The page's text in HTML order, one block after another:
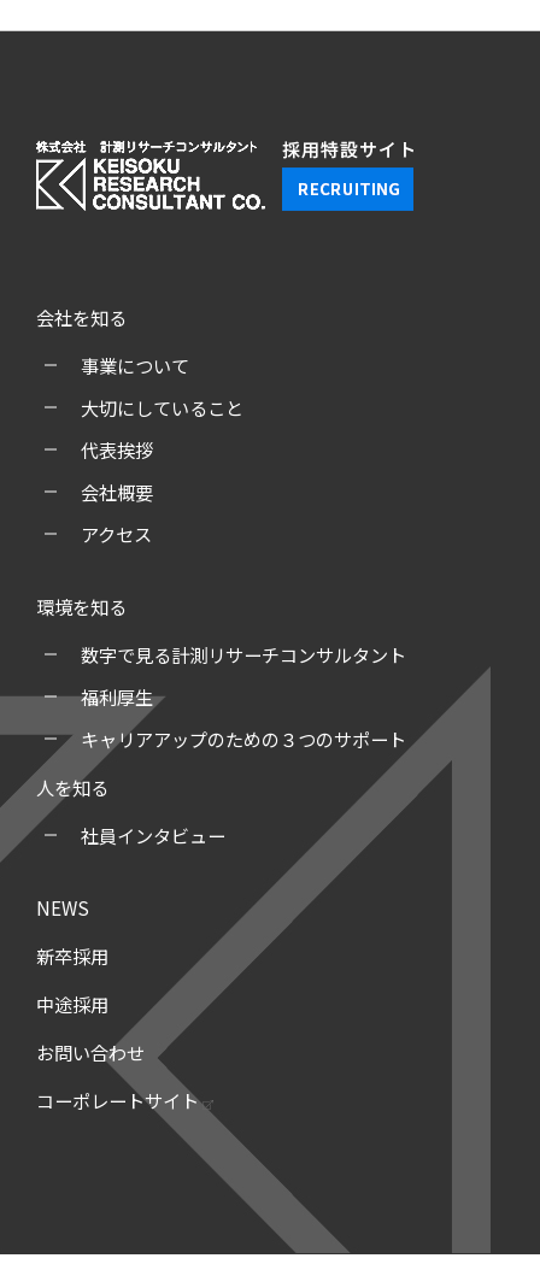
会社を知る
事業について
大切にしていること
代表挨拶
会社概要
アクセス
環境を知る
数字で見る計測リサーチコンサルタント
福利厚生
キャリアアップのための３つのサポート
人を知る
社員インタビュー
NEWS
新卒採用
中途採用
お問い合わせ
コーポレートサイト